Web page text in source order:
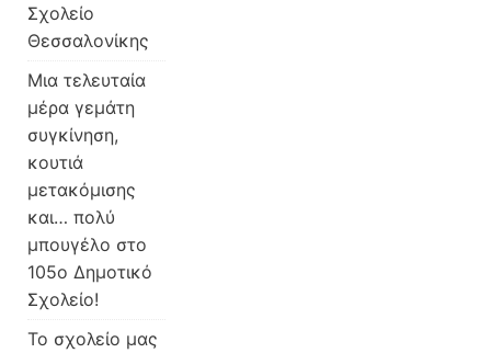
Σχολείο
Θεσσαλονίκης
Μια τελευταία
μέρα γεμάτη
συγκίνηση,
κουτιά
μετακόμισης
και… πολύ
μπουγέλο στο
105ο Δημοτικό
Σχολείο!
Το σχολείο μας